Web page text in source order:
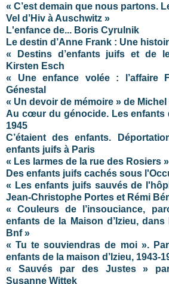
« C’est demain que nous partons.
Vel d’Hiv à Auschwitz »
L'enfance de... Boris Cyrulnik
Le destin d’Anne Frank : Une
« Destins d’enfants juifs et de
Kirsten Esch
« Une enfance volée : l’affaire
Génestal
« Un devoir de mémoire » de Michel
Au cœur du génocide. Les enfants
1945
C’étaient des enfants.
enfants juifs à Paris
« Les larmes de la rue des Rosiers
Des enfants juifs cachés sous
« Les enfants juifs sauvés de
Jean-Christophe Portes et Rémi
« Couleurs de l’insouciance,
enfants de la Maison d’Izieu,
Bnf »
« Tu te souviendras de moi ».
enfants de la maison d’Izieu, 1943-
« Sauvés par des Justes »
Susanne Wittek